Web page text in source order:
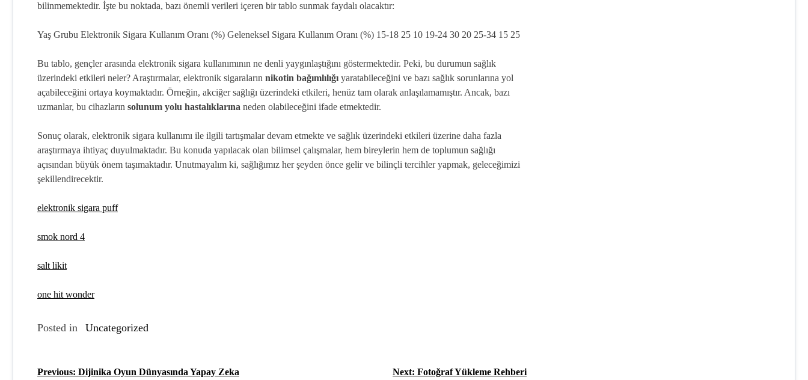
bilinmemektedir. İşte bu noktada, bazı önemli verileri içeren bir tablo sunmak faydalı olacaktır:
Yaş Grubu Elektronik Sigara Kullanım Oranı (%) Geleneksel Sigara Kullanım Oranı (%) 15-18 25 10 19-24 30 20 25-34 15 25
Bu tablo, gençler arasında elektronik sigara kullanımının ne denli yaygınlaştığını göstermektedir. Peki, bu durumun sağlık
üzerindeki etkileri neler? Araştırmalar, elektronik sigaraların nikotin bağımlılığı yaratabileceğini ve bazı sağlık sorunlarına yol
açabileceğini ortaya koymaktadır. Örneğin, akciğer sağlığı üzerindeki etkileri, henüz tam olarak anlaşılamamıştır. Ancak, bazı
uzmanlar, bu cihazların solunum yolu hastalıklarına neden olabileceğini ifade etmektedir.
Sonuç olarak, elektronik sigara kullanımı ile ilgili tartışmalar devam etmekte ve sağlık üzerindeki etkileri üzerine daha fazla
araştırmaya ihtiyaç duyulmaktadır. Bu konuda yapılacak olan bilimsel çalışmalar, hem bireylerin hem de toplumun sağlığı
açısından büyük önem taşımaktadır. Unutmayalım ki, sağlığımız her şeyden önce gelir ve bilinçli tercihler yapmak, geleceğimizi
şekillendirecektir.
elektronik sigara puff
smok nord 4
salt likit
one hit wonder
Posted in Uncategorized
Y
Previous: Dijinika Oyun Dünyasında Yapay Zeka Next: Fotoğraf Yükleme Rehberi